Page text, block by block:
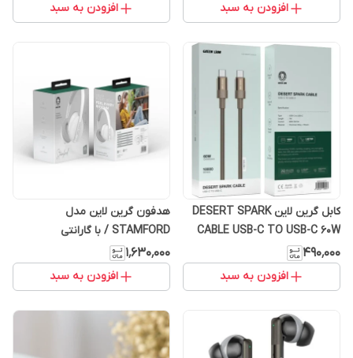
افزودن به سبد افزودن به سبد
کابل گرین لاین DESERT SPARK
CABLE USB-C TO USB-C 60W
۴۹۰٬۰۰۰
افزودن به سبد
هدفون گرین لاین مدل
STAMFORD / با گارانتی
۱٬۶۳۰٬۰۰۰
افزودن به سبد